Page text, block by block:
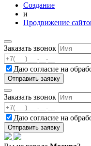
Создание
и
Продвижение
Заказать звонок
Даю согласие на
Заказать звонок
Даю согласие на